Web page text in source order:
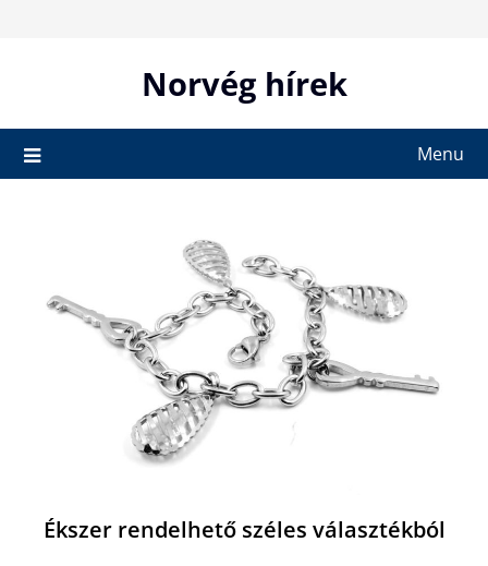
Norvég hírek
Menu
Ékszer rendelhető széles választékból